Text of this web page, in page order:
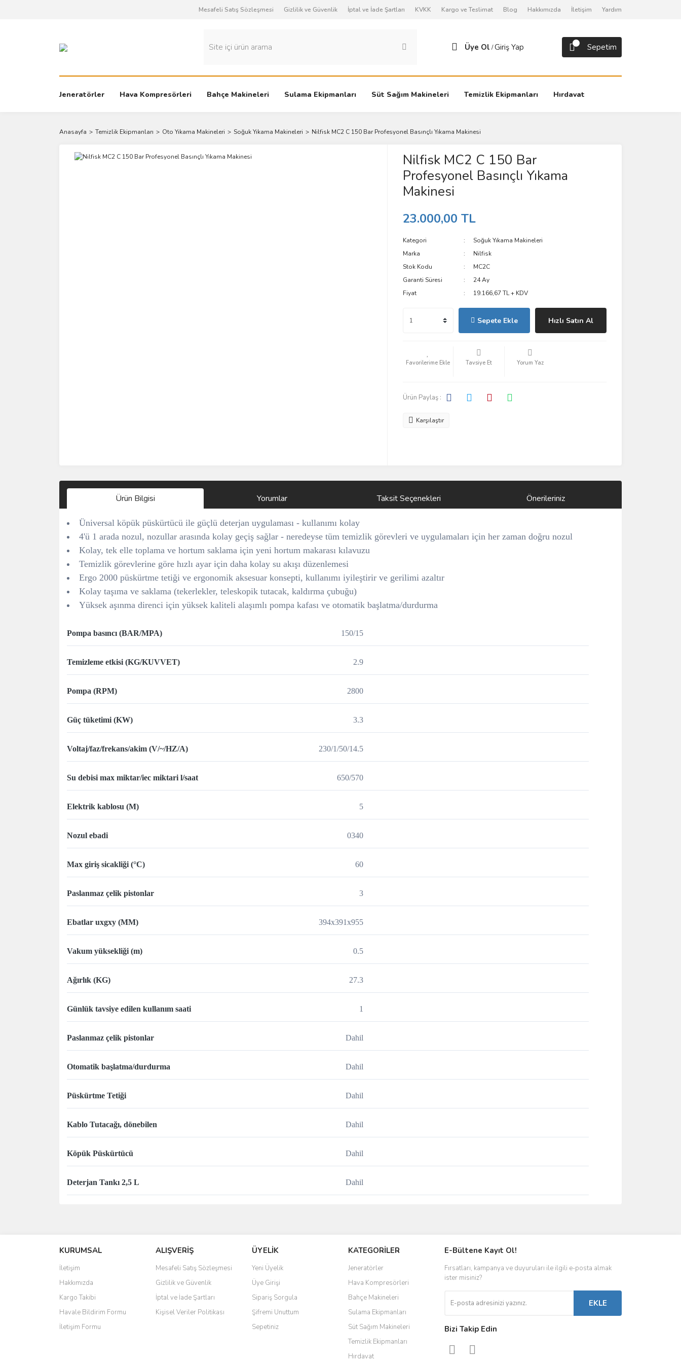
Mesafeli Satış Sözleşmesi Gizlilik ve Güvenlik İptal ve İade Şartları KVKK Kargo ve Teslimat Blog Hakkımızda İletişim Yardım
Üye Ol /Giriş Yap Sepetim
Jeneratörler Hava Kompresörleri Bahçe Makineleri Sulama Ekipmanları Süt Sağım Makineleri Temizlik Ekipmanları Hırdavat
Anasayfa Temizlik Ekipmanları Oto Yıkama Makineleri Soğuk Yıkama Makineleri Nilfisk MC2 C 150 Bar Profesyonel Basınçlı Yıkama Makinesi
Nilfisk MC2 C 150 Bar
Profesyonel Basınçlı Yıkama
Makinesi
23.000,00 TL
Kategori
Soğuk Yıkama Makineleri
Marka
Nilfisk
Stok Kodu
MC2C
Garanti Süresi
24 Ay
Fiyat
19.166,67 TL + KDV
Sepete Ekle Hızlı Satın Al
Tavsiye Et Yorum Yaz
Ürün Paylaş :
Karşılaştır
Ürün Bilgisi Yorumlar Taksit Seçenekleri Önerileriniz
Üniversal köpük püskürtücü ile güçlü deterjan uygulaması - kullanımı kolay
4'ü 1 arada nozul, nozullar arasında kolay geçiş sağlar - neredeyse tüm temizlik görevleri ve uygulamaları için her zaman doğru nozul
Kolay, tek elle toplama ve hortum saklama için yeni hortum makarası kılavuzu
Temizlik görevlerine göre hızlı ayar için daha kolay su akışı düzenlemesi
Ergo 2000 püskürtme tetiği ve ergonomik aksesuar konsepti, kullanımı iyileştirir ve gerilimi azaltır
Kolay taşıma ve saklama (tekerlekler, teleskopik tutacak, kaldırma çubuğu)
Yüksek aşınma direnci için yüksek kaliteli alaşımlı pompa kafası ve otomatik başlatma/durdurma
Pompa basıncı (BAR/MPA) 150/15
Temizleme etkisi (KG/KUVVET) 2.9
Pompa (RPM) 2800
Güç tüketimi (KW) 3.3
Voltaj/faz/frekans/akim (V/~/HZ/A) 230/1/50/14.5
Su debisi max miktar/iec miktari l/saat 650/570
Elektrik kablosu (M) 5
Nozul ebadi 0340
Max giriş sicakliği (°C) 60
Paslanmaz çelik pistonlar 3
Ebatlar uxgxy (MM) 394x391x955
Vakum yüksekliği (m) 0.5
Ağırlık (KG) 27.3
Günlük tavsiye edilen kullanım saati 1
Paslanmaz çelik pistonlar Dahil
Otomatik başlatma/durdurma Dahil
Püskürtme Tetiği Dahil
Kablo Tutacağı, dönebilen Dahil
Köpük Püskürtücü Dahil
Deterjan Tankı 2,5 L Dahil
Ürün resmi kalitesiz, bozuk veya görüntülenemiyor.
Ürün açıklamasında eksik bilgiler bulunuyor.
Ürün bilgilerinde hatalar bulunuyor.
Ürün fiyatı diğer sitelerden daha pahalı.
Bu ürüne benzer farklı alternatifler olmalı.
KURUMSAL
İletişim
Hakkımızda
Kargo Takibi
Havale Bildirim Formu
İletişim Formu
ALIŞVERİŞ
Mesafeli Satış Sözleşmesi
Gizlilik ve Güvenlik
İptal ve İade Şartları
Kişisel Veriler Politikası
ÜYELİK
Yeni Üyelik
Üye Girişi
Sipariş Sorgula
Şifremi Unuttum
Sepetiniz
KATEGORİLER
Jeneratörler
Hava Kompresörleri
Bahçe Makineleri
Sulama Ekipmanları
Süt Sağım Makineleri
Temizlik Ekipmanları
Hırdavat
E-Bültene Kayıt Ol!
Fırsatları, kampanya ve duyuruları ile ilgili e-posta almak
ister misiniz?
EKLE
Bizi Takip Edin